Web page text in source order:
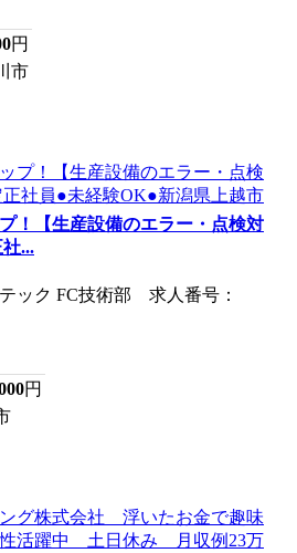
円
市
！【生産設備のエラー・点検対
...
ック FC技術部 求人番号：
円